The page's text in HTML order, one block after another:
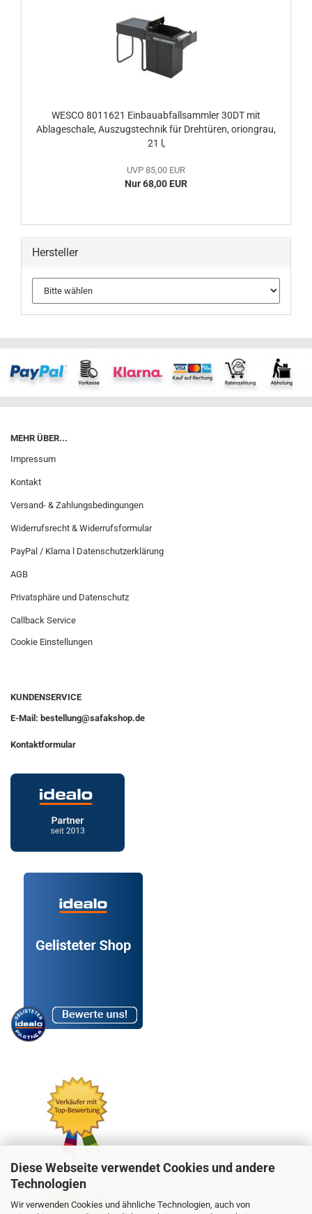
Diese Webseite verwendet Cookies und andere
Technologien
Wir verwenden Cookies und ähnliche Technologien, auch von
WESCO 8011621 Einbauabfallsammler 30DT mit
Ablageschale, Auszugstechnik für Drehtüren, oriongrau,
21 l,
UVP 85,00 EUR
Nur 68,00 EUR
Hersteller
MEHR ÜBER...
Impressum
Kontakt
Versand- & Zahlungsbedingungen
Widerrufsrecht & Widerrufsformular
PayPal / Klarna l Datenschutzerklärung
AGB
Privatsphäre und Datenschutz
Callback Service
Cookie Einstellungen
KUNDENSERVICE
E-Mail: bestellung@safakshop.de
Kontaktformular